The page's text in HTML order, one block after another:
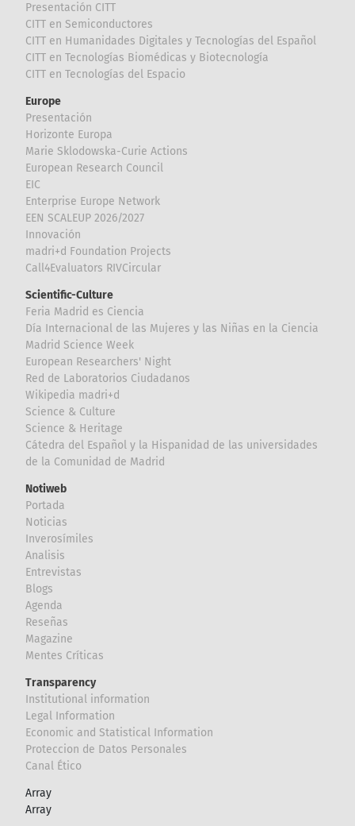
Presentación CITT
CITT en Semiconductores
CITT en Humanidades Digitales y Tecnologías del Español
CITT en Tecnologías Biomédicas y Biotecnología
CITT en Tecnologías del Espacio
Europe
Presentación
Horizonte Europa
Marie Sklodowska-Curie Actions
European Research Council
EIC
Enterprise Europe Network
EEN SCALEUP 2026/2027
Innovación
madri+d Foundation Projects
Call4Evaluators RIVCircular
Scientific-Culture
Feria Madrid es Ciencia
Día Internacional de las Mujeres y las Niñas en la Ciencia
Madrid Science Week
European Researchers' Night
Red de Laboratorios Ciudadanos
Wikipedia madri+d
Science & Culture
Science & Heritage
Cátedra del Español y la Hispanidad de las universidades
de la Comunidad de Madrid
Notiweb
Portada
Noticias
Inverosímiles
Analisis
Entrevistas
Blogs
Agenda
Reseñas
Magazine
Mentes Críticas
Transparency
Institutional information
Legal Information
Economic and Statistical Information
Proteccion de Datos Personales
Canal Ético
Array
Array